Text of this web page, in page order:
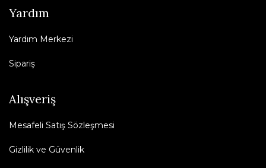
Yardım
Yardım Merkezi
Sipariş
Alışveriş
Mesafeli Satış Sözleşmesi
Gizlilik ve Güvenlik